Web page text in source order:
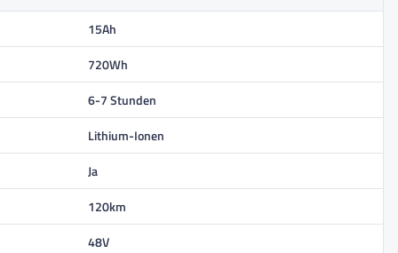
15Ah
720Wh
6-7 Stunden
Lithium-Ionen
Ja
120km
48V